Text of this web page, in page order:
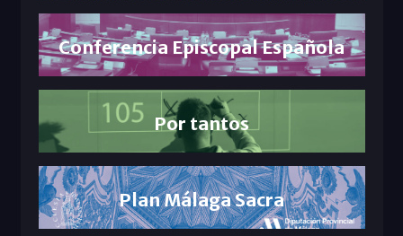
Conferencia Episcopal Española
Por tantos
Plan Málaga Sacra